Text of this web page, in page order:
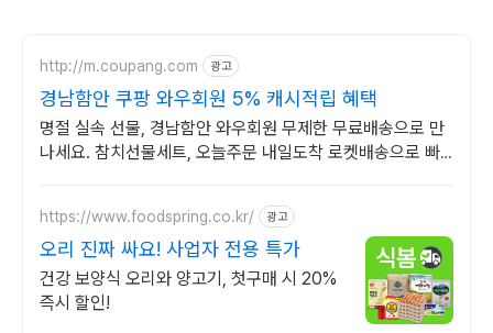
http://m.coupang.com 광고
경남함안 쿠팡 와우회원 5% 캐시적립 혜택
명절 실속 선물, 경남함안 와우회원 무제한 무료배송으로 만
나세요. 참치선물세트, 오늘주문 내일도착 로켓배송으로 빠
https://www.foodspring.co.kr/ 광고
오리 진짜 싸요! 사업자 전용 특가
건강 보양식 오리와 양고기, 첫구매 시 20%
즉시 할인!